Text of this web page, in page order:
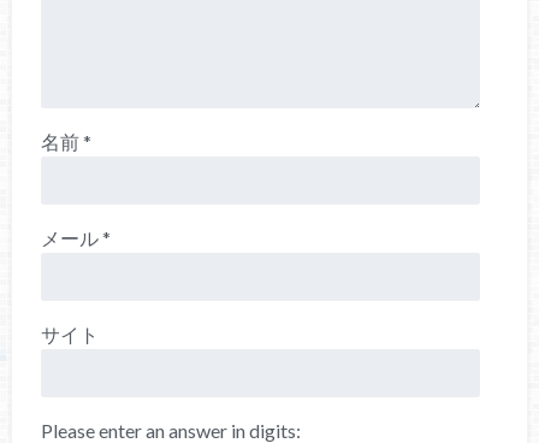
名前*
メール*
サイト
Please enter an answer in digits: